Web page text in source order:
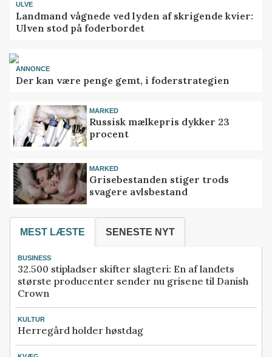
ULVE
Landmand vågnede ved lyden af skrigende kvier:
Ulven stod på foderbordet
ANNONCE
Der kan være penge gemt, i foderstrategien
MARKED
Russisk mælkepris dykker 23
procent
MARKED
Grisebestanden stiger trods
svagere avlsbestand
MEST LÆSTE SENESTE NYT
BUSINESS
32.500 stipladser skifter slagteri: En af landets
største producenter sender nu grisene til Danish
Crown
KULTUR
Herregård holder høstdag